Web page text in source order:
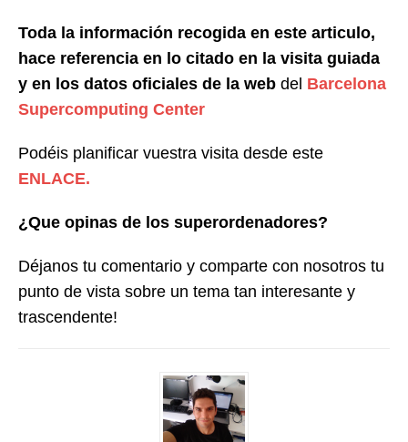
Toda la información recogida en este articulo,
hace referencia en lo citado en la visita guiada
y en los datos oficiales de la web del Barcelona
Supercomputing Center
Podéis planificar vuestra visita desde este
ENLACE.
¿Que opinas de los superordenadores?
Déjanos tu comentario y comparte con nosotros tu
punto de vista sobre un tema tan interesante y
trascendente!